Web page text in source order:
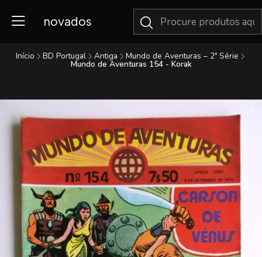
novados
Início BD Portugal Antiga Mundo de Aventuras – 2ª Série
Mundo de Aventuras 154 - Korak